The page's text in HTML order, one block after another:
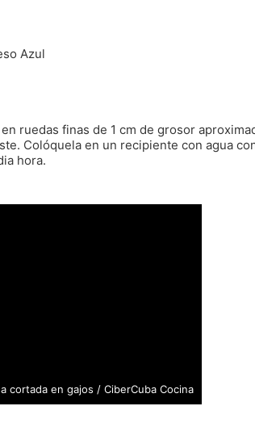
Azul
ruedas finas de 1 cm de grosor
Colóquela en un recipiente con agua
hora.
cortada en gajos / CiberCuba Cocina